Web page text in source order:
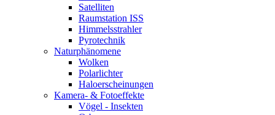
Satelliten
Raumstation ISS
Himmelsstrahler
Pyrotechnik
Naturphänomene
Wolken
Polarlichter
Haloerscheinungen
Kamera- & Fotoeffekte
Vögel - Insekten